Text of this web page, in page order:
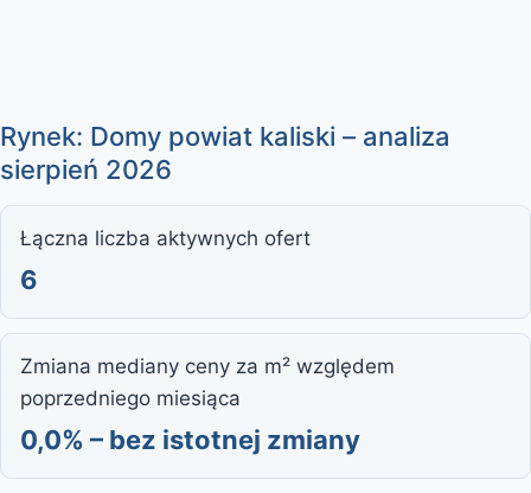
Rynek: Domy powiat kaliski – analiza
sierpień 2026
Łączna liczba aktywnych ofert
6
Zmiana mediany ceny za m² względem
poprzedniego miesiąca
0,0% – bez istotnej zmiany